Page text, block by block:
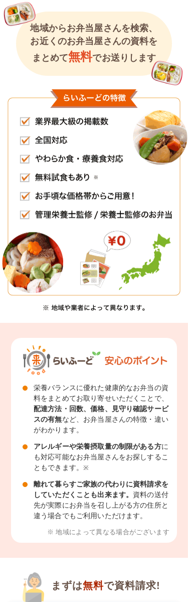
地域からお弁当屋さんを検索、
お近くのお弁当屋さんの資料を
まとめて無料でお送りします
栄養バランスに優れた健康的なお弁当の資
料をまとめてお取り寄せいただくことで、
配達方法・回数、価格、見守り確認サービ
スの有無など、お弁当屋さんの特徴・違い
がわかります。
アレルギーや栄養摂取量の制限がある方に
も対応可能なお弁当屋さんをお探しするこ
ともできます。※
離れて暮らすご家族の代わりに資料請求を
していただくことも出来ます。 資料の送付
先が実際にお弁当を召し上がる方の住所と
違う場合でもご利用いただけます。
※ 地域によって異なる場合がございます
まずは無料で資料請求!